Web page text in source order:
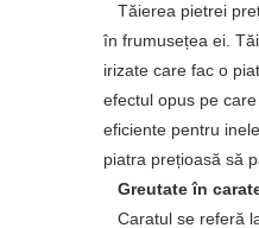
Tăierea pietrei
în frumusețea ei.
irizate care fac o
efectul opus pe
eficiente pentru
piatra prețioasă să
Greutate în
Caratul se referă